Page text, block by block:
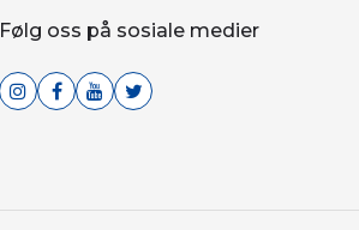
Følg oss på sosiale medier